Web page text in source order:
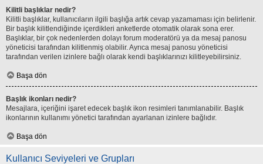
Kilitli başlıklar nedir?
Kilitli başlıklar, kullanıcıların ilgili başlığa artık cevap yazamaması için belirlenir.
Bir başlık kilitlendiğinde içerdikleri anketlerde otomatik olarak sona erer.
Başlıklar, bir çok nedenlerden dolayı forum moderatörü ya da mesaj panosu
yöneticisi tarafından kilitlenmiş olabilir. Ayrıca mesaj panosu yöneticisi
tarafından verilen izinlere bağlı olarak kendi başlıklarınızı kilitleyebilirsiniz.
Başa dön
Başlık ikonları nedir?
Mesajlara, içeriğini işaret edecek başlık ikon resimleri tanımlanabilir. Başlık
ikonlarının kullanımı yönetici tarafından ayarlanan izinlere bağlıdır.
Başa dön
Kullanıcı Seviyeleri ve Grupları